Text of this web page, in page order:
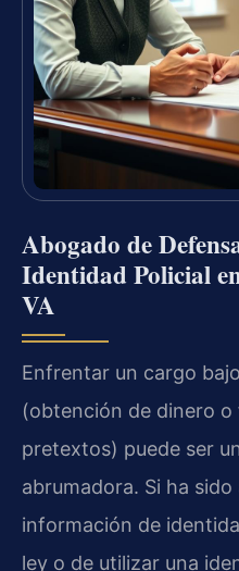
Abogado de
Identidad Policial
VA
Enfrentar un cargo
(obtención de dinero
pretextos) puede ser
abrumadora. Si ha
información de
ley o de utilizar una